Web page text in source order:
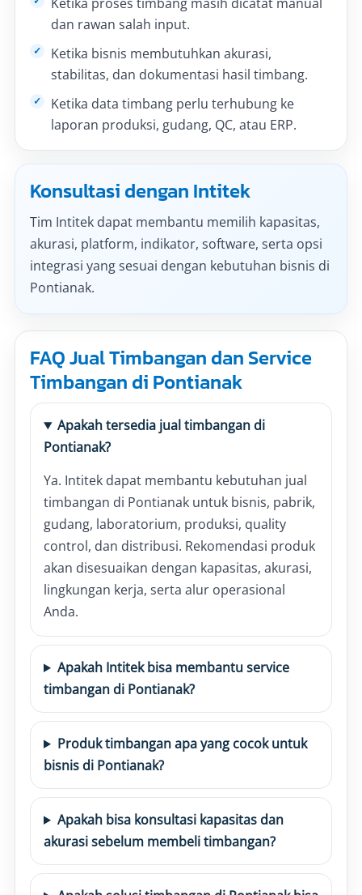
dan rawan salah input.
Ketika bisnis membutuhkan akurasi,
stabilitas, dan dokumentasi hasil timbang.
Ketika data timbang perlu terhubung ke
laporan produksi, gudang, QC, atau ERP.
Konsultasi dengan Intitek
Tim Intitek dapat membantu memilih kapasitas,
akurasi, platform, indikator, software, serta opsi
integrasi yang sesuai dengan kebutuhan bisnis di
Pontianak.
FAQ Jual Timbangan dan Service
Timbangan di Pontianak
Apakah tersedia jual timbangan di
Pontianak?
Ya. Intitek dapat membantu kebutuhan jual
timbangan di Pontianak untuk bisnis, pabrik,
gudang, laboratorium, produksi, quality
control, dan distribusi. Rekomendasi produk
akan disesuaikan dengan kapasitas, akurasi,
lingkungan kerja, serta alur operasional
Anda.
Apakah Intitek bisa membantu service
timbangan di Pontianak?
Produk timbangan apa yang cocok untuk
bisnis di Pontianak?
Apakah bisa konsultasi kapasitas dan
akurasi sebelum membeli timbangan?